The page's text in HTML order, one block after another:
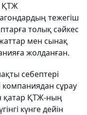
ҚТЖ
тежегіш
толық сәйкес
мен сынақ
жолданған.
себептері
компаниядан сұрау
қатар ҚТЖ-ның
күнге дейін